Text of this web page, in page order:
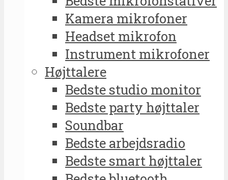
Kamera mikrofoner
Headset mikrofon
Instrument mikrofoner
Højttalere
Bedste studio monitor
Bedste party højttaler
Soundbar
Bedste arbejdsradio
Bedste smart højttaler